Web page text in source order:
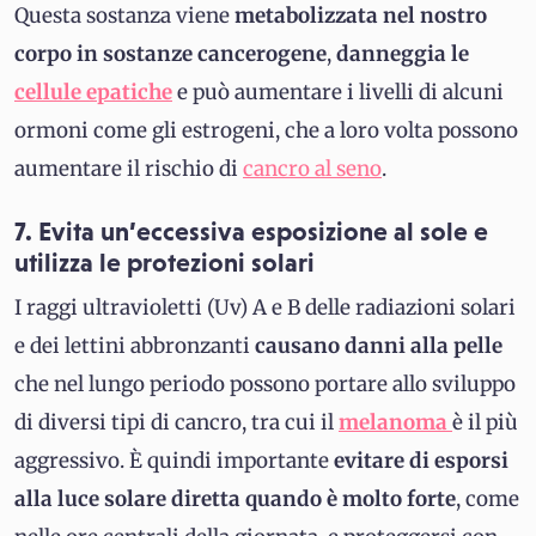
Questa sostanza vienemetabolizzata nel nostro
corpo in sostanze cancerogene,danneggia le
cellule epatichee può aumentare i livelli di alcuni
ormoni come gli estrogeni, che a loro volta possono
aumentare il rischio di cancro al seno.
7. Evita un’eccessiva esposizione al sole e
utilizza le protezioni solari
I raggi ultravioletti (Uv) A e B delle radiazioni solari
e dei lettini abbronzanti causano danni alla pelle
che nel lungo periodo possono portare allo sviluppo
di diversi tipi di cancro, tra cui ilmelanoma è il più
aggressivo. È quindi importanteevitare di esporsi
alla luce solare diretta quando è molto forte, come